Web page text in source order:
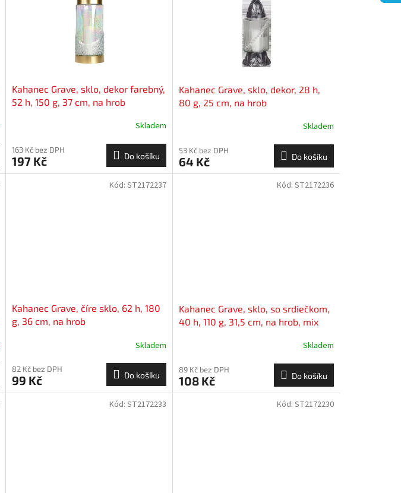
Kahanec Grave, sklo, dekor farebný,
52 h, 150 g, 37 cm, na hrob
Skladem
163 Kč bez DPH
197 Kč Do košíku
Kahanec Grave, sklo, dekor, 28 h,
80 g, 25 cm, na hrob
Skladem
53 Kč bez DPH
64 Kč Do košíku
Kahanec Grave, číre sklo, 62 h, 180
g, 36 cm, na hrob
Skladem
82 Kč bez DPH
99 Kč Do košíku
Kód: ST2172237
Kahanec Grave, sklo, so srdiečkom,
40 h, 110 g, 31,5 cm, na hrob, mix
Skladem
89 Kč bez DPH
108 Kč Do košíku
Kód: ST2172236
Kód: ST2172233 Kód: ST2172230